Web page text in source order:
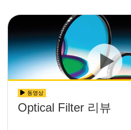
동영상
Optical Filter 리뷰